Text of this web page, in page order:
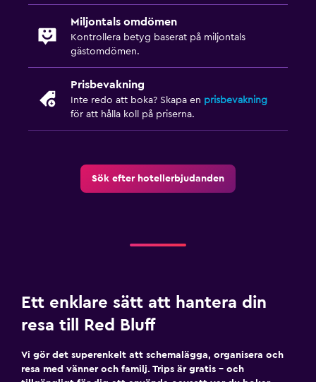
Miljontals omdömen
Kontrollera betyg baserat på miljontals
gästomdömen.
Prisbevakning
Inte redo att boka? Skapa en prisbevakning
för att hålla koll på priserna.
Sök efter hotellerbjudanden
Ett enklare sätt att hantera din
resa till Red Bluff
Vi gör det superenkelt att schemalägga, organisera och
resa med vänner och familj. Trips är gratis – och